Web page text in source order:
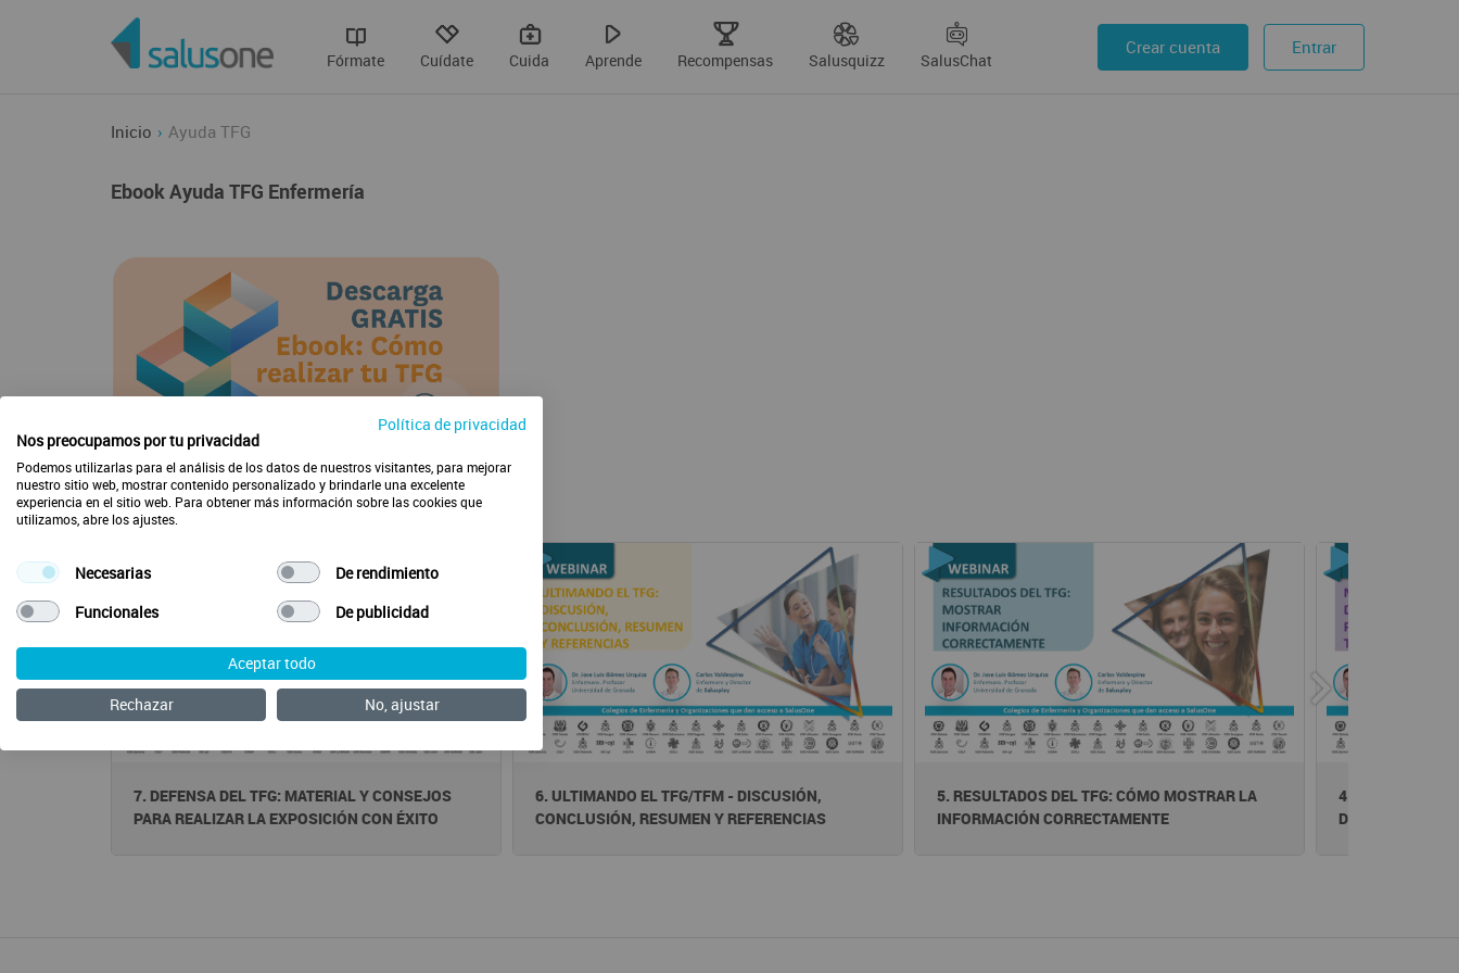
Fórmate Cuídate Cuida Aprende Recompensas Salusquizz SalusChat
Crear cuenta Entrar
Inicio Ayuda TFG
Ebook Ayuda TFG Enfermería
Webinars TFG Enfermería
7. DEFENSA DEL TFG: MATERIAL Y CONSEJOS
PARA REALIZAR LA EXPOSICIÓN CON ÉXITO
6. ULTIMANDO EL TFG/TFM - DISCUSIÓN,
CONCLUSIÓN, RESUMEN Y REFERENCIAS
5. RESULTADOS DEL TFG: CÓMO MOSTRAR LA
INFORMACIÓN CORRECTAMENTE
4. TFG -
DEL TRABAJO
Política de privacidad
Nos preocupamos por tu privacidad
Podemos utilizarlas para el análisis de los datos de nuestros visitantes, para mejorar
nuestro sitio web, mostrar contenido personalizado y brindarle una excelente
experiencia en el sitio web. Para obtener más información sobre las cookies que
utilizamos, abre los ajustes.
Necesarias
De rendimiento
Funcionales
De publicidad
Aceptar todo
Rechazar
No, ajustar